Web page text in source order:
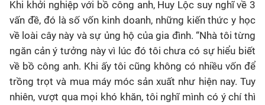
Khi khởi nghiệp với bồ công anh, Huy Lộc suy nghĩ về 3
vấn đề, đó là số vốn kinh doanh, những kiến thức y học
về loài cây này và sự ủng hộ của gia đình. “Nhà tôi từng
ngăn cản ý tưởng này vì lúc đó tôi chưa có sự hiểu biết
về bồ công anh. Khi ấy tôi cũng không có nhiều vốn để
trồng trọt và mua máy móc sản xuất như hiện nay. Tuy
nhiên, vượt qua mọi khó khăn, tôi nghĩ mình có ý chí thì